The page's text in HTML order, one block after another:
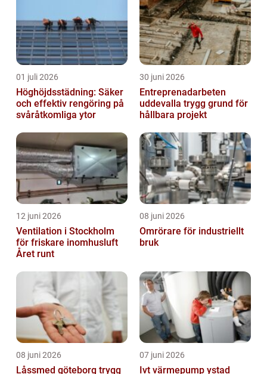
01 juli 2026
Höghöjdsstädning: Säker
och effektiv rengöring på
svåråtkomliga ytor
30 juni 2026
Entreprenadarbeten
uddevalla trygg grund för
hållbara projekt
12 juni 2026
Ventilation i Stockholm
för friskare inomhusluft
Året runt
08 juni 2026
Omrörare för industriellt
bruk
08 juni 2026
Låssmed göteborg trygg
07 juni 2026
Ivt värmepump ystad